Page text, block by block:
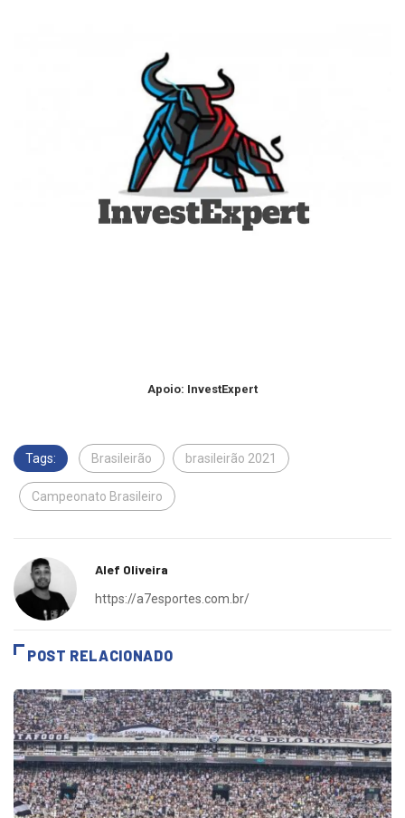
Apoio: InvestExpert
Tags: Brasileirão brasileirão 2021
Campeonato Brasileiro
Alef Oliveira
https://a7esportes.com.br/
POST RELACIONADO